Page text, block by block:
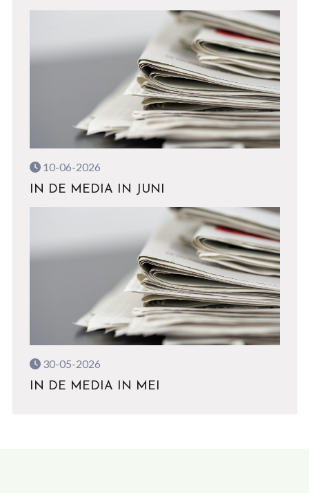
10-06-2026
IN DE MEDIA IN JUNI
30-05-2026
IN DE MEDIA IN MEI